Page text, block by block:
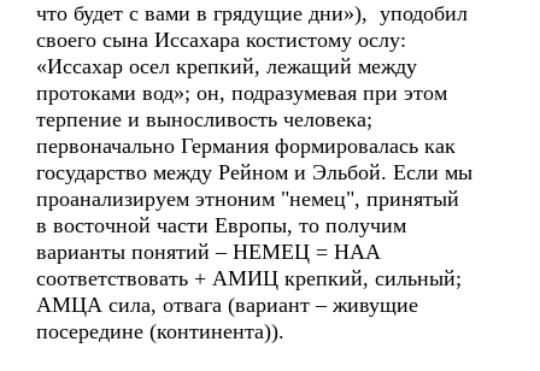
что будет с вами в грядущие дни»), уподобил
своего сына Иссахара костистому ослу:
«Иссахар осел крепкий, лежащий между
протоками вод»; он, подразумевая при этом
терпение и выносливость человека;
первоначально Германия формировалась как
государство между Рейном и Эльбой. Если мы
проанализируем этноним "немец", принятый
в восточной части Европы, то получим
варианты понятий – НЕМЕЦ = НАА
соответствовать + АМИЦ крепкий, сильный;
АМЦА сила, отвага (вариант – живущие
посередине (континента)).